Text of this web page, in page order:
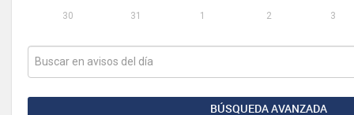
30
31 1 2 3
BÚSQUEDA AVANZADA